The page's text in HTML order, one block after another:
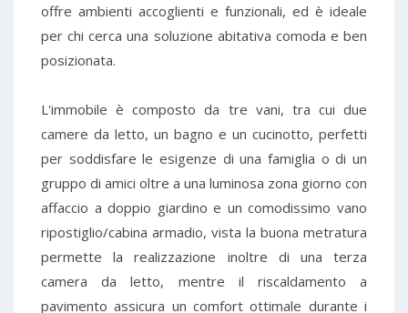
offre ambienti accoglienti e funzionali, ed è ideale
per chi cerca una soluzione abitativa comoda e ben
posizionata.
L'immobile è composto da tre vani, tra cui due
camere da letto, un bagno e un cucinotto, perfetti
per soddisfare le esigenze di una famiglia o di un
gruppo di amici oltre a una luminosa zona giorno con
affaccio a doppio giardino e un comodissimo vano
ripostiglio/cabina armadio, vista la buona metratura
permette la realizzazione inoltre di una terza
camera da letto, mentre il riscaldamento a
pavimento assicura un comfort ottimale durante i